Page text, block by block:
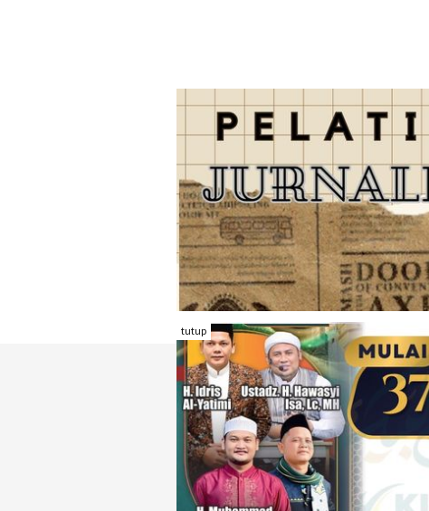
TENTANG RAMBU KOTA REDAKSI
KONTAK KAMI
FORM PENGADUAN
KARIR
tutup